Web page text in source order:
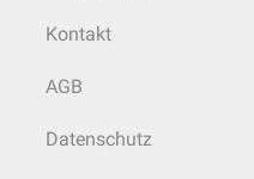
Kontakt
AGB
Datenschutz